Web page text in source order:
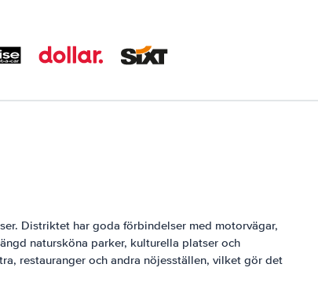
Distriktet har goda förbindelser med motorvägar,
natursköna parker, kulturella platser och
restauranger och andra nöjesställen, vilket gör det